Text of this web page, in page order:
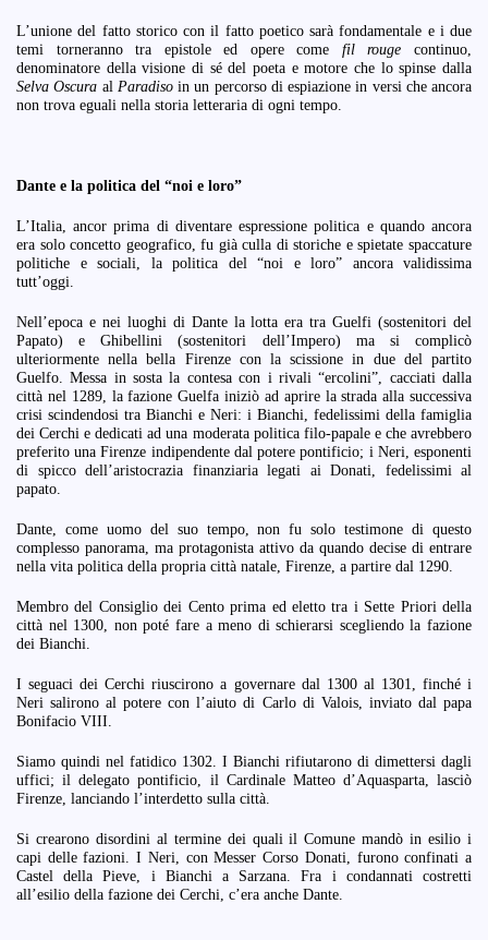
L’unione del fatto storico con il fatto poetico sarà fondamentale e i due
temi torneranno tra epistole ed opere come fil rouge continuo,
denominatore della visione di sé del poeta e motore che lo spinse dalla
Selva Oscura al Paradisoin un percorso di espiazione in versi che ancora
non trova eguali nella storia letteraria di ogni tempo.
Dante e la politica del “noi e loro”
L’Italia, ancor prima di diventare espressione politica e quando ancora
era solo concetto geografico, fu già culla di storiche e spietate spaccature
politiche e sociali, la politica del “noi e loro” ancora validissima
tutt’oggi.
Nell’epoca e nei luoghi di Dante la lotta era tra Guelfi (sostenitori del
Papato) e Ghibellini (sostenitori dell’Impero) ma si complicò
ulteriormente nella bella Firenze con la scissione in due del partito
Guelfo. Messa in sosta la contesa con i rivali “ercolini”, cacciati dalla
città nel 1289, la fazione Guelfa iniziò ad aprire la strada alla successiva
crisi scindendosi tra Bianchi e Neri: i Bianchi, fedelissimi della famiglia
dei Cerchi e dedicati ad una moderata politica filo-papale e che avrebbero
preferito una Firenze indipendente dal potere pontificio; i Neri, esponenti
di spicco dell’aristocrazia finanziaria legati ai Donati, fedelissimi al
papato.
Dante, come uomo del suo tempo, non fu solo testimone di questo
complesso panorama, ma protagonista attivo da quando decise di entrare
nella vita politica della propria città natale, Firenze, a partire dal 1290.
Membro del Consiglio dei Cento prima ed eletto tra i Sette Priori della
città nel 1300, non poté fare a meno di schierarsi scegliendo la fazione
dei Bianchi.
I seguaci dei Cerchi riuscirono a governare dal 1300 al 1301, finché i
Neri salirono al potere con l’aiuto di Carlo di Valois, inviato dal papa
Bonifacio VIII.
Siamo quindi nel fatidico 1302. I Bianchi rifiutarono di dimettersi dagli
uffici; il delegato pontificio, il Cardinale Matteo d’Aquasparta, lasciò
Firenze, lanciando l’interdetto sulla città.
Si crearono disordini al termine dei quali il Comune mandò in esilio i
capi delle fazioni. I Neri, con Messer Corso Donati, furono confinati a
Castel della Pieve, i Bianchi a Sarzana. Fra i condannati costretti
all’esilio della fazione dei Cerchi, c’era anche Dante.